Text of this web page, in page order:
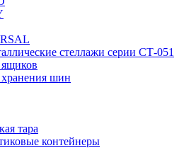
стеллажи серии СТ-051
шин
тара
контейнеры